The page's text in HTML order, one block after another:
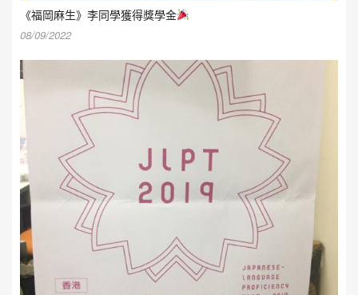
《福岡麻生》李同學獲得獎學金
08/09/2022